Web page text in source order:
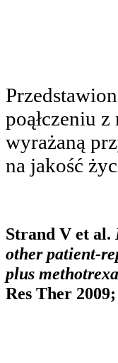
poąłczeniu
wyrażaną
na jakość
Strand V et al.
other patient-
plus
Res Ther